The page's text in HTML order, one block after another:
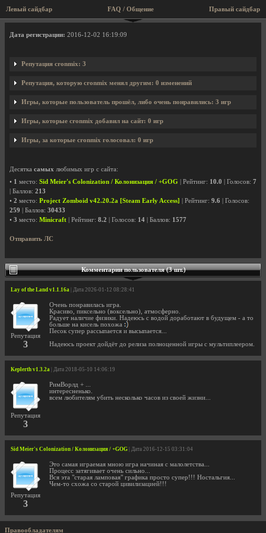
Левый сайдбар Правый сайдбар
FAQ / Общение
Профиль пользователя cronmix
Дата регистрации: 2016-12-02 16:19:09
Репутация cronmix: 3
Репутация, которую cronmix менял другим: 0 изменений
Игры, которые пользователь прошёл, либо очень понравились: 3 игр
Игры, которые cronmix добавил на сайт: 0 игр
Игры, за которые cronmix голосовал: 0 игр
Десятка самых любимых игр с сайта:
• 1 место: Sid Meier's Colonization / Колонизация / +GOG | Рейтинг: 10.0 | Голосов: 7
| Баллов: 213
• 2 место: Project Zomboid v42.20.2a [Steam Early Access] | Рейтинг: 9.6 | Голосов:
259 | Баллов: 30433
• 3 место: Minicraft | Рейтинг: 8.2 | Голосов: 14 | Баллов: 1577
Отправить ЛС
Комментарии пользователя (3 шт.)
Lay of the Land v1.1.16a | Дата 2026-01-12 08:28:41
Репутация
3
Очень понравилась игра.
Красиво, пиксельно (воксельно), атмосферно.
Радует наличие физики. Надеюсь с водой доработают в будущем - а то
больше на кисель похожа
Песок супер рассыпается и высыпается...
Надеюсь проект дойдёт до релиза полноценной игры с мультиплеером.
Keplerth v1.3.2a | Дата 2018-05-10 14:06:19
Репутация
3
РимВорлд + ...
интересненько.
всем любителям убить несколько часов из своей жизни...
Sid Meier's Colonization / Колонизация / +GOG | Дата 2016-12-15 03:31:04
Репутация
3
Это самая играемая мною игра начиная с малолетства...
Процесс затягивает очень сильно...
Вся эта "старая ламповая" графика просто супер!!! Ностальгия...
Чем-то схожа со старой цивилизацией!!!
Правообладателям